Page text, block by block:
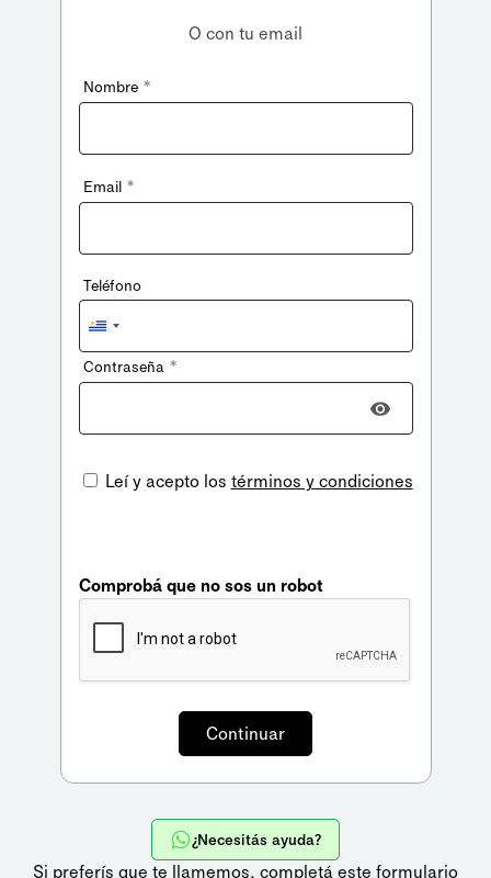
O con tu email
Nombre *
Email *
Teléfono
Uruguay
+598
Contraseña *
Leí y acepto los términos y condiciones
Comprobá que no sos un robot
¿Necesitás ayuda?
Si preferís que te llamemos, completá este formulario